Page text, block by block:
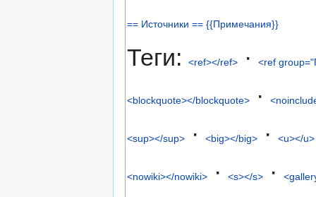
== Источники == {{Примечания}}
Теги: <ref></ref> · <ref
<blockquote></blockquote> ·
<sup></sup> · <big></big> · <u></u>
<nowiki></nowiki> · <s></s> ·